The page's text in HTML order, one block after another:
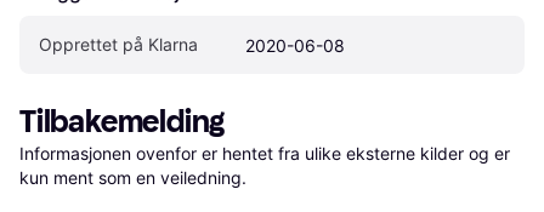
Opprettet på Klarna 2020-06-08
Tilbakemelding
Informasjonen ovenfor er hentet fra ulike eksterne kilder og er
kun ment som en veiledning.